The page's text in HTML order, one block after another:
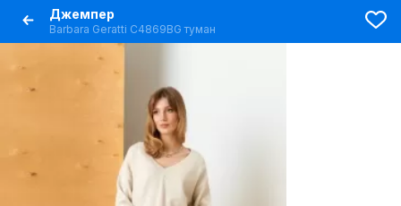
Джемпер
Barbara Geratti С4869BG туман